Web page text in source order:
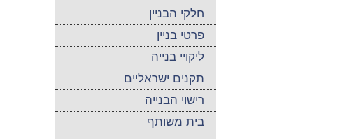
חלקי הבניין
פרטי בניין
ליקויי בנייה
תקנים ישראליים
רישוי הבנייה
בית משותף